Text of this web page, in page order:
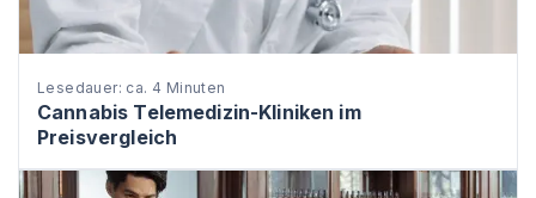
Lesedauer: ca. 4 Minuten
Cannabis Telemedizin-Kliniken im
Preisvergleich